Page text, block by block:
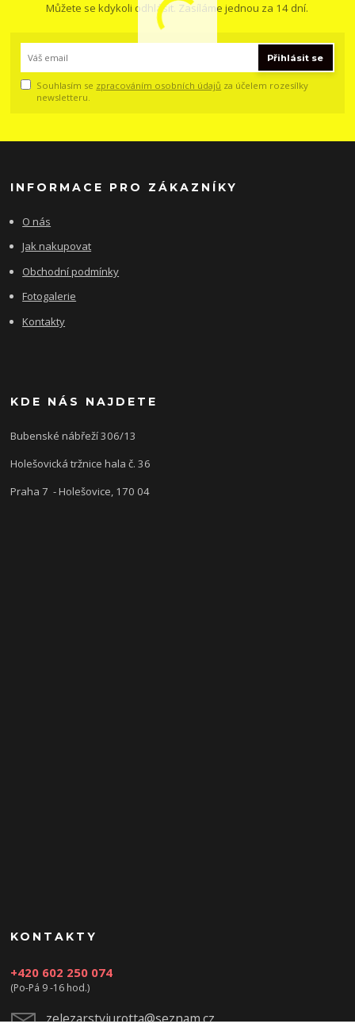
Můžete se kdykoli odhlásit. Zasíláme jednou za 14 dní.
Přihlásit se
Souhlasím se zpracováním osobních údajů za účelem rozesílky
newsletteru.
INFORMACE PRO ZÁKAZNÍKY
O nás
Jak nakupovat
Obchodní podmínky
Fotogalerie
Kontakty
KDE NÁS NAJDETE
Bubenské nábřeží 306/13
Holešovická tržnice hala č. 36
Praha 7 - Holešovice, 170 04
KONTAKTY
+420 602 250 074
(Po-Pá 9 -16 hod.)
zelezarstviurotta@seznam.cz